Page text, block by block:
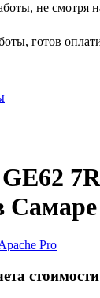
не смотря
готов
Самаре